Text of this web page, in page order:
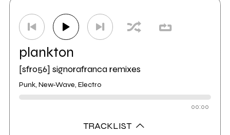
plankton
[sfr056] signorafranca remixes
Punk, New-Wave, Electro
00:00
TRACKLIST